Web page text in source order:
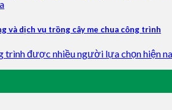
và dịch vụ trồng cây me chua công trình
trình được nhiều người lựa chọn hiện